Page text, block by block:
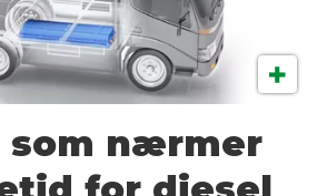
som nærmer